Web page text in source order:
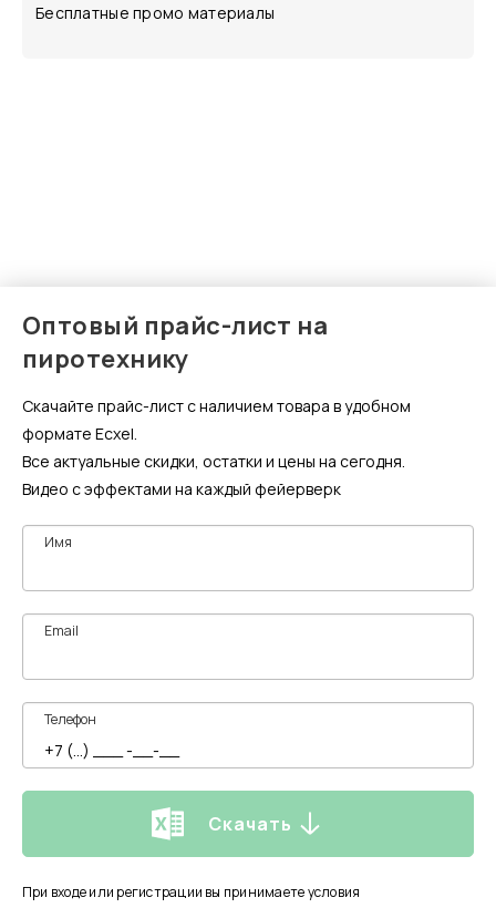
Бесплатные промо материалы
Оптовый прайс-лист на
пиротехнику
Скачайте прайс-лист с наличием товара в удобном
формате Ecxel.
Все актуальные скидки, остатки и цены на сегодня.
Видео с эффектами на каждый фейерверк
Имя
Email
Телефон
Скачать
При входе или регистрации вы принимаете условия